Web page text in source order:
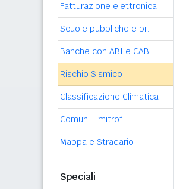
Fatturazione elettronica
Scuole pubbliche e pr.
Banche con ABI e CAB
Rischio Sismico
Classificazione Climatica
Comuni Limitrofi
Mappa e Stradario
Speciali